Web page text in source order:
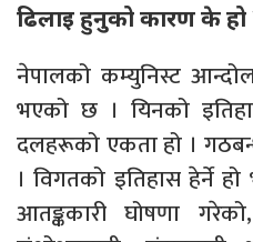
ढिलाइ हुनुको कारण के हो
नेपालको कम्युनिस्ट
भएको छ । यिनको
दलहरूको एकता हो ।
। विगतको इतिहास हेर्ने
आतङ्ककारी घोषणा